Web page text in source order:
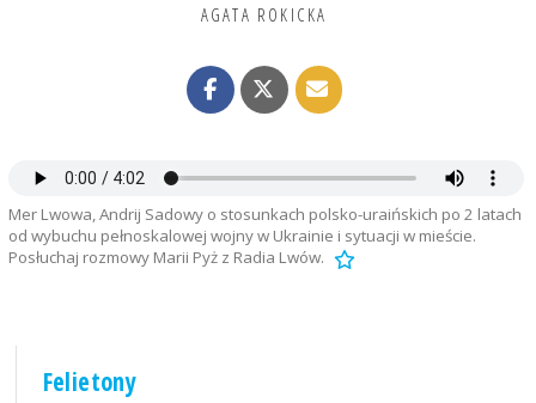
AGATA ROKICKA
Mer Lwowa, Andrij Sadowy o stosunkach polsko-uraińskich po 2 latach
od wybuchu pełnoskalowej wojny w Ukrainie i sytuacji w mieście.
Posłuchaj rozmowy Marii Pyż z Radia Lwów.
Felietony